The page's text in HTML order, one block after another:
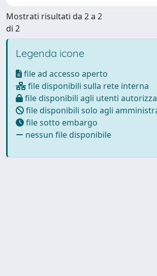
Mostrati risultati da 2 a 2
di 2
Legenda icone
file ad accesso aperto
file disponibili sulla rete interna
file disponibili agli utenti
file disponibili solo agli
file sotto embargo
nessun file disponibile